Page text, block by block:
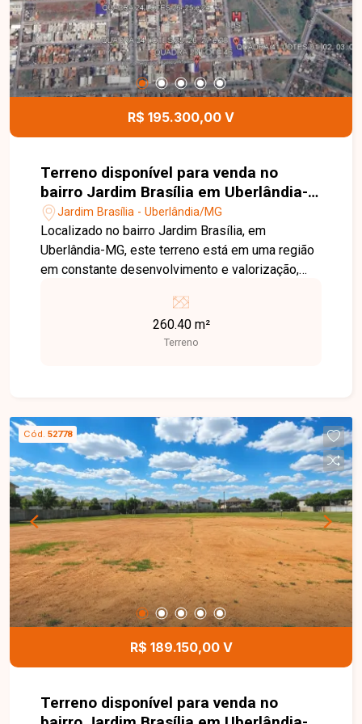
Jardim Brasília. Agende uma visita e venha
conhecer todos os detalhes deste imóvel.
R$ 195.300,00 V
Terreno disponível para venda no
bairro Jardim Brasília em Uberlândia-
MGJardim Brasília - Uberlândia/MG
Localizado no bairro Jardim Brasília, em
Uberlândia-MG, este terreno está em uma região
em constante desenvolvimento e valorização,
próximo a supermercados, escolas, farmácias,
comércios e diversos serviços, proporcionando
praticidade e excelente potencial para
excelente aproveitamento para projetos
residenciais, proporcionando espaço ideal para a
construção de uma residência ou como opção de
investimento em uma região com grande
potencial de valorização. Esta é uma excelente
oportunidade para adquirir um terreno bem
localizado no bairro Jardim Brasília. Agende uma
visita e venha conhecer todos os detalhes deste
imóve
260.40 m²
Terreno
Cód. 52778
R$ 189.150,00 V
Terreno disponível para venda no